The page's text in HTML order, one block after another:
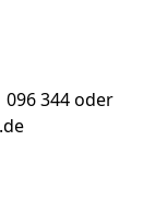
096 344 oder
Profile